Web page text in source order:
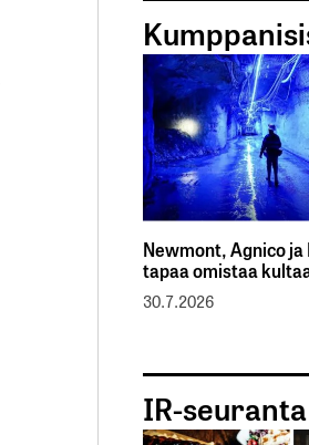
Newmont, Agnico
tapaa omistaa
30.7.2026
IR-seuranta